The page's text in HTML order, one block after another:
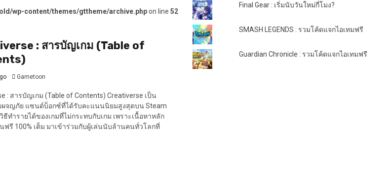
wp-content/themes/gttheme/archive.phpon line 52
: สารบัญเกม (Table of
Gametoon
: สารบัญเกม (Table of Contents) Creativerse เป็น
ผจญภัย แซนด์บ็อกซ์ที่ได้รับคะแนนนิยมสูงสุดบน Steam
ธีทำรายได้ของเกมที่ไม่กระทบกับเกม เพราะเนื้อหาหลัก
ฟรี 100% เต็ม มาเข้าร่วมกับผู้เล่นนับล้านคนทั่วโลกที่
Final Gear : เริ่มนับวันใหม่กี่โมง?
SMASH LEGENDS : รวมโค้ดแจกไอเทมฟรี
Guardian Chronicle : รวมโค้ดแจกไอเทมฟรี